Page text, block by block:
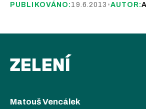
PUBLIKOVÁNO: 19.6.2013 •AUTOR:
ZELENÍ
Matouš Vencálek